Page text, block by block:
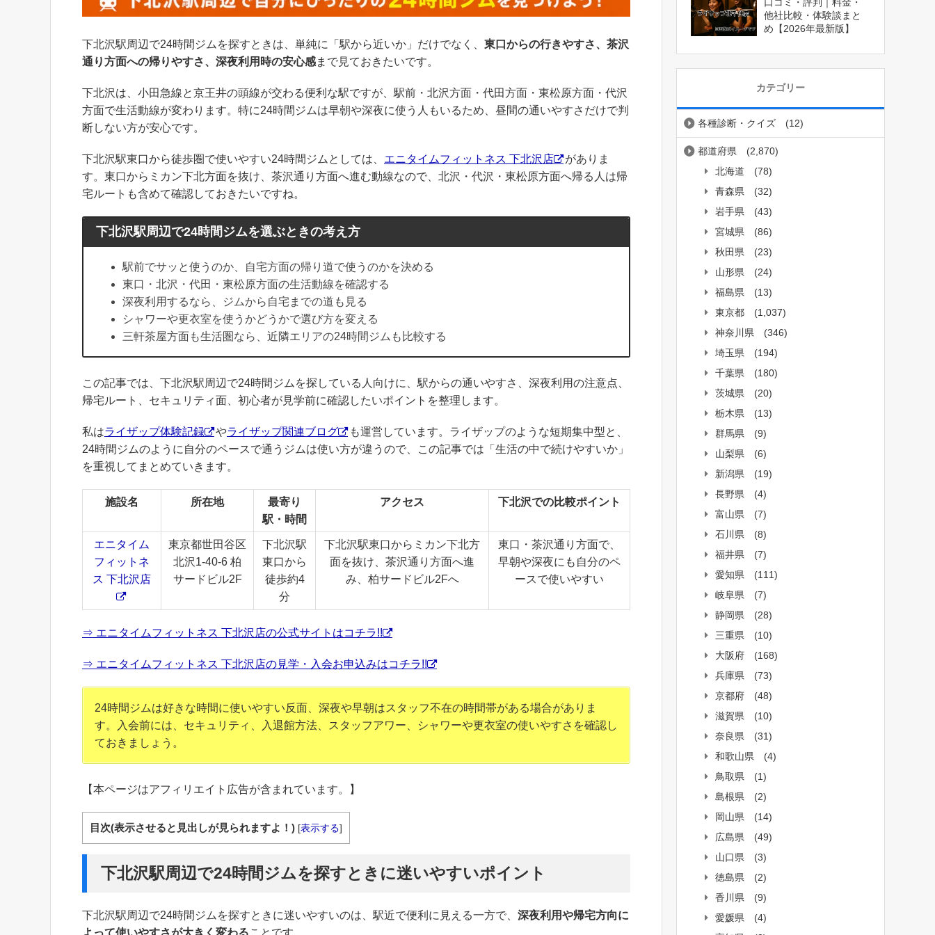
下北沢駅周辺で24時間ジムを探すときは、単純に「駅から近いか」だけでなく、 東口からの行きやすさ、茶沢
通り方面への帰りやすさ、深夜利用時の安心感まで見ておきたいです。
下北沢は、小田急線と京王井の頭線が交わる便利な駅ですが、駅前・北沢方面・代田方面・東松原方面・代沢
方面で生活動線が変わります。特に24時間ジムは早朝や深夜に使う人もいるため、昼間の通いやすさだけで判
断しない方が安心です。
下北沢駅東口から徒歩圏で使いやすい24時間ジムとしては、 エニタイムフィットネス 下北沢店
がありま
す。東口からミカン下北方面を抜け、茶沢通り方面へ進む動線なので、北沢・代沢・東松原方面へ帰る人は帰
宅ルートも含めて確認しておきたいですね。
下北沢駅周辺で24時間ジムを選ぶときの考え方
駅前でサッと使うのか、自宅方面の帰り道で使うのかを決める
東口・北沢・代田・東松原方面の生活動線を確認する
深夜利用するなら、ジムから自宅までの道も見る
シャワーや更衣室を使うかどうかで選び方を変える
三軒茶屋方面も生活圏なら、近隣エリアの24時間ジムも比較する
この記事では、下北沢駅周辺で24時間ジムを探している人向けに、駅からの通いやすさ、深夜利用の注意点、
帰宅ルート、セキュリティ面、初心者が見学前に確認したいポイントを整理します。
私はライザップ体験記録 やライザップ関連ブログ
も運営しています。ライザップのような短期集中型と、
24時間ジムのように自分のペースで通うジムは使い方が違うので、この記事では「生活の中で続けやすいか」
を重視してまとめていきます。
施設名 所在地
最寄り
駅・時間
アクセス 下北沢での比較ポイント
エニタイム
フィットネ
ス 下北沢店
東京都世田谷区
北沢1-40-6 柏
サードビル2F
下北沢駅
東口から
徒歩約4
分
下北沢駅東口からミカン下北方
面を抜け、茶沢通り方面へ進
み、柏サードビル2Fへ
東口・茶沢通り方面で、
早朝や深夜にも自分のペ
ースで使いやすい
⇒ エニタイムフィットネス 下北沢店の公式サイトはコチラ!!
⇒ エニタイムフィットネス 下北沢店の見学・入会お申込みはコチラ!!
24時間ジムは好きな時間に使いやすい反面、深夜や早朝はスタッフ不在の時間帯がある場合がありま
す。入会前には、セキュリティ、入退館方法、スタッフアワー、シャワーや更衣室の使いやすさを確認し
ておきましょう。
【本ページはアフィリエイト広告が含まれています。】
目次(表示させると見出しが見られますよ！) [表示する]
下北沢駅周辺で24時間ジムを探すときに迷いやすいポイント
下北沢駅周辺で24時間ジムを探すときに迷いやすいのは、駅近で便利に見える一方で、 深夜利用や帰宅方向に
他社比較・体験談まと
め【2026年最新版】
カテゴリー
各種診断・クイズ (12)
都道府県
(2,870)
北海道
(78)
青森県
(32)
岩手県
(43)
宮城県
(86)
秋田県
(23)
山形県
(24)
福島県
(13)
東京都
(1,037)
神奈川県
(346)
埼玉県
(194)
千葉県
(180)
茨城県
(20)
栃木県
(13)
群馬県
(9)
山梨県
(6)
新潟県
(19)
長野県
(4)
富山県
(7)
石川県
(8)
福井県
(7)
愛知県
(111)
岐阜県
(7)
静岡県
(28)
三重県
(10)
大阪府
(168)
兵庫県
(73)
京都府
(48)
滋賀県
(10)
奈良県
(31)
和歌山県
(4)
鳥取県
(1)
島根県
(2)
岡山県
(14)
広島県
(49)
山口県
(3)
徳島県
(2)
香川県
(9)
愛媛県
(4)